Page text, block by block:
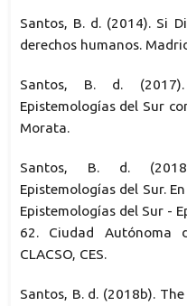
Santos, B. d. (2014). Si
derechos humanos.
Santos, B. d.
Epistemologías del Sur
Morata.
Santos, B. d.
Epistemologías del Sur.
Epistemologías del Sur -
62. Ciudad Autónoma
CLACSO, CES.
Santos, B. d. (2018b).